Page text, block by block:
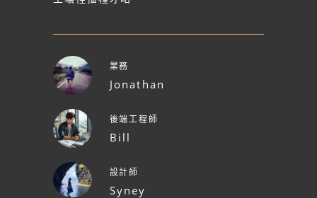
業務
Jonathan
後端工程師
Bill
設計師
Syney